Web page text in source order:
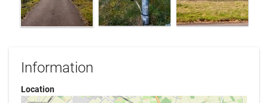
Information
Location